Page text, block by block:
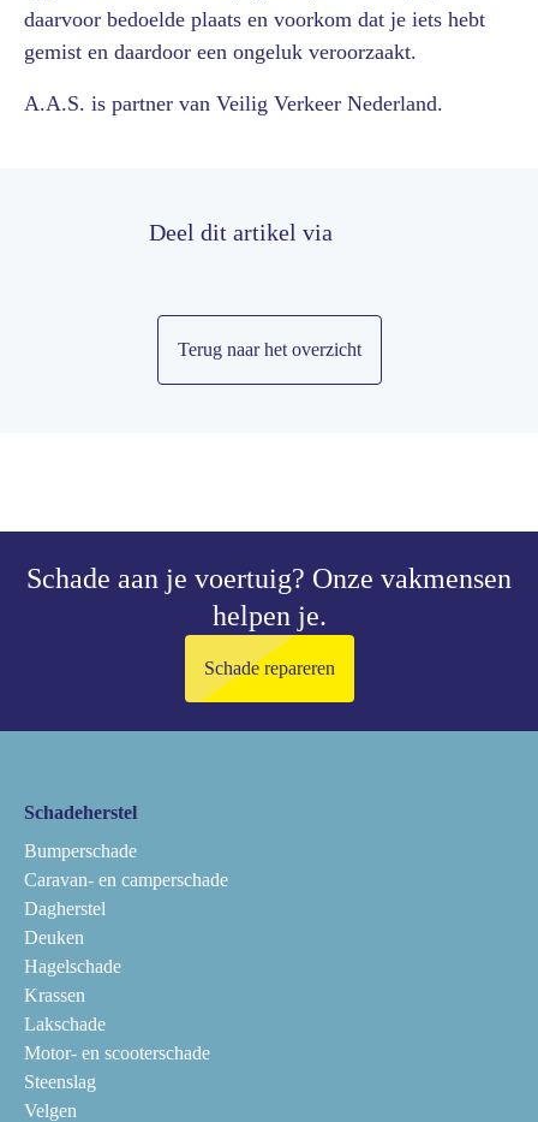
daarvoor bedoelde plaats en voorkom dat je iets hebt
gemist en daardoor een ongeluk veroorzaakt.
A.A.S. is partner van Veilig Verkeer Nederland.
Deel dit artikel via
Terug naar het overzicht
Schade aan je voertuig? Onze vakmensen
helpen je.
Schade repareren
Schadeherstel
Bumperschade
Caravan- en camperschade
Dagherstel
Deuken
Hagelschade
Krassen
Lakschade
Motor- en scooterschade
Steenslag
Velgen